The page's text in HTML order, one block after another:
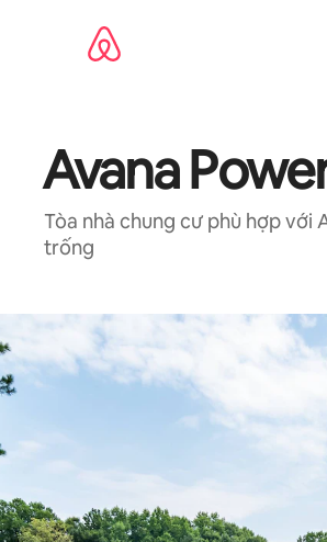
Avana
Tòa nhà chung cư phù hợp với
trống